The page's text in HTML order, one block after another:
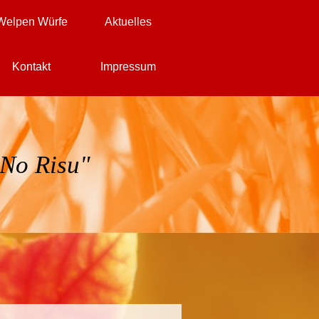
▼ Würfe ▼
Aktuelles
▼
Kontakt ▼
Impressum
Risu"